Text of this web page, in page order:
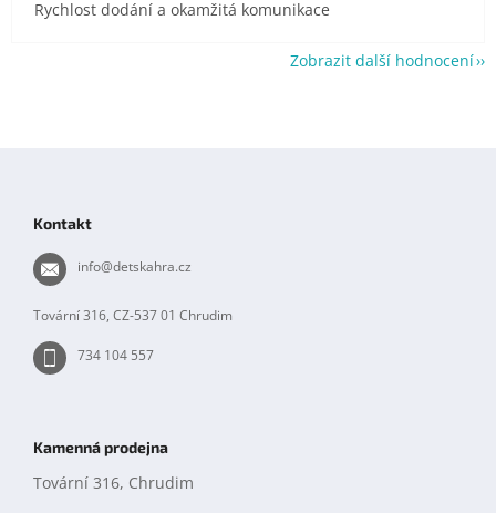
Rychlost dodání a okamžitá komunikace
Zobrazit další hodnocení
Kontakt
info@detskahra.cz
Tovární 316, CZ-537 01 Chrudim
734 104 557
Kamenná prodejna
Tovární 316, Chrudim